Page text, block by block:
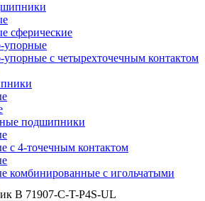
сферические
упорные
упорные с четырехточечным контактом
подшипники
с 4-точечным контактом
комбинированные с игольчатыми
B 71907-С-T-P4S-UL